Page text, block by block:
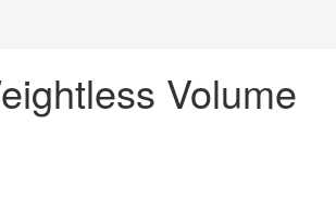
Volume